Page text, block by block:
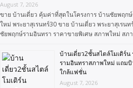
August 7, 2026
ขาย บ้านเดี่ยว คุ้มค่าที่สุดในโครงการ บ้านชัยพฤก
ใหม่ พระยาสุเรนทร์30 ขาย บ้านเดี่ยว พระยาสุเรน
ชัยพฤกษ์รามอินทรา ราคาขายพิเศษ สภาพใหม่ สภ
บ้านเดี่ยว2ชั้นสไตล์โมเดิร์
รามอินทราสภาพใหม่ แถม
ใกล้แฟชั่น
August 7, 2026